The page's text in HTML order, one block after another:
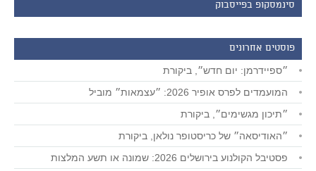
סינמסקופ בפייסבוק
פוסטים אחרונים
״ספיידרמן: יום חדש״, ביקורת
המועמדים לפרס אופיר 2026: ״עצמאות״ מוביל
״תיכון מגשימים״, ביקורת
״האודיסאה״ של כריסטופר נולאן, ביקורת
פסטיבל הקולנוע בירושלים 2026: שמונה או תשע המלצות